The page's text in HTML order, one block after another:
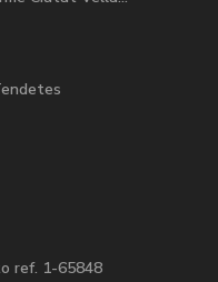
ref. 1-65848